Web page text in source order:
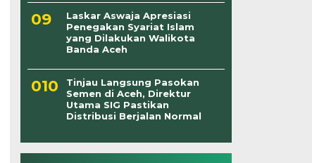
Laskar Aswaja Apresiasi
Penegakan Syariat Islam
yang Dilakukan Walikota
Banda Aceh
Tinjau Langsung Pasokan
Semen di Aceh, Direktur
Utama SIG Pastikan
Distribusi Berjalan Normal